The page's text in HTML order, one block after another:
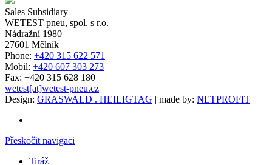
Sales Subsidiary
WETEST pneu, spol. s r.o.
Nádražní 1980
27601 Mělník
Phone: +420 315 622 571
Mobil: +420 607 303 273
Fax: +420 315 628 180
wetest[at]wetest-pneu.cz
Design: GRASWALD . HEILIGTAG | made by: NETPROFIT
Přeskočit navigaci
Tiráž